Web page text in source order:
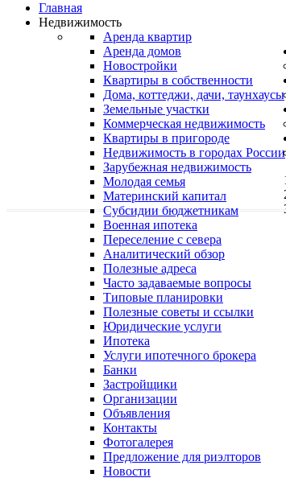
Главная
Недвижимость
Аренда квартир
Аренда домов
Новостройки
Квартиры в собственности
Дома, коттеджи, дачи, таунхаусы
Земельные участки
Коммерческая недвижимость
Квартиры в пригороде
Недвижимость в городах России
Зарубежная недвижимость
Молодая семья
Материнский капитал
Субсидии бюджетникам
Военная ипотека
Переселение с севера
Аналитический обзор
Полезные адреса
Часто задаваемые вопросы
Типовые планировки
Полезные советы и ссылки
Юридические услуги
Ипотека
Услуги ипотечного брокера
Банки
Застройщики
Организации
Объявления
Контакты
Фотогалерея
Предложение для риэлторов
Новости